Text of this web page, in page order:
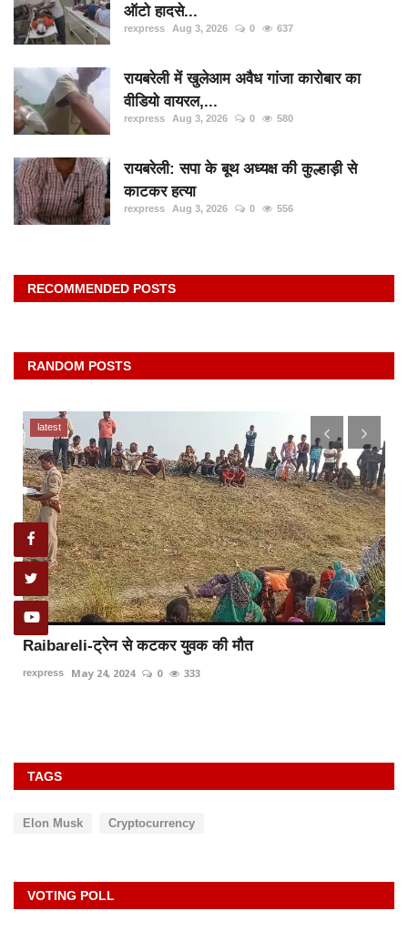
ऑटो हादसे...
rexpress Aug 3, 2026 0 637
रायबरेली में खुलेआम अवैध गांजा कारोबार का
वीडियो वायरल,...
rexpress Aug 3, 2026 0 580
रायबरेली: सपा के बूथ अध्यक्ष की कुल्हाड़ी से
काटकर हत्या
rexpress Aug 3, 2026 0 556
RECOMMENDED POSTS
RANDOM POSTS
latest
Raibareli-ट्रेन से कटकर युवक की मौत
rexpress May 24, 2024 0 333
TAGS
Elon Musk Cryptocurrency
VOTING POLL